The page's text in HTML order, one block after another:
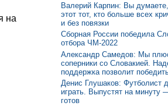
на
Валерий Карпин: Вы
этот тот, кто больше всех
и без повязки
Сборная России победила
отбора ЧМ-2022
Александр Самедов: Мы
соперники со Словакией.
поддержка позволит
Денис Глушаков: Футболист
играть. Выпустят на минуту
готов